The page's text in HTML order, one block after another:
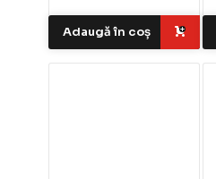
Adaugă în coș